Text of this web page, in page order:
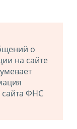
о
на сайте
сайта ФНС